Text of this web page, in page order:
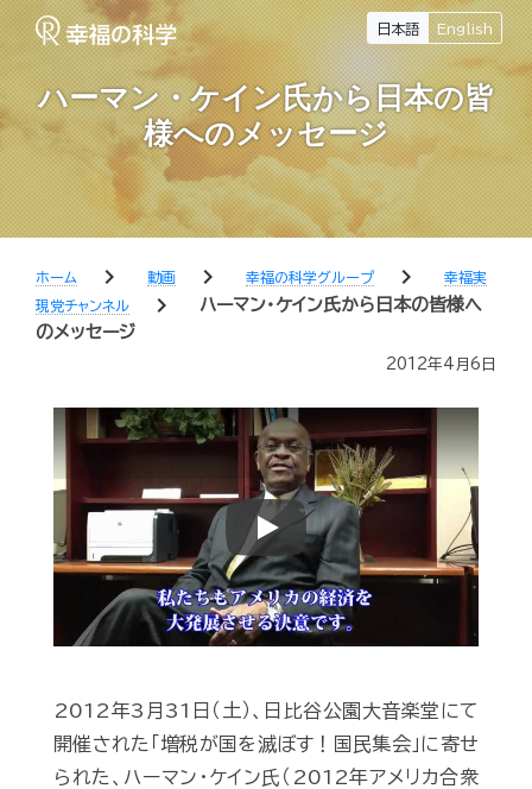
日本語 English
ハーマン・ケイン氏から日本の皆
様へのメッセージ
ホーム chevron_right 動画 chevron_right 幸福の科学グループ chevron_right
幸福実
現党チャンネル
chevron_right
ハーマン・ケイン氏から日本の皆様へ
のメッセージ
2012年4月6日
Play
2012年3月31日（土）、日比谷公園大音楽堂にて
開催された「増税が国を滅ぼす！国民集会」に寄せ
られた、ハーマン・ケイン氏（2012年アメリカ合衆